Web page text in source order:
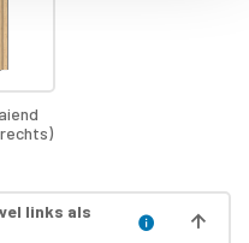
links als